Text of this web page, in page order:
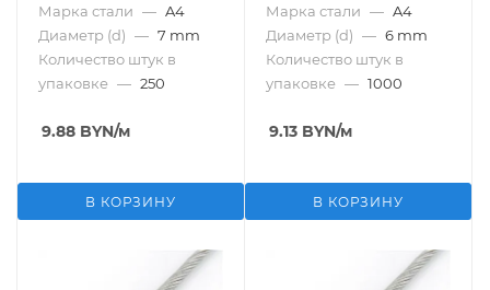
Марка стали — A4
Диаметр (d) — 7 mm
Количество штук в
упаковке — 250
9.88 BYN/м
В КОРЗИНУ
Марка стали — A4
Диаметр (d) — 6 mm
Количество штук в
упаковке — 1000
9.13 BYN/м
В КОРЗИНУ